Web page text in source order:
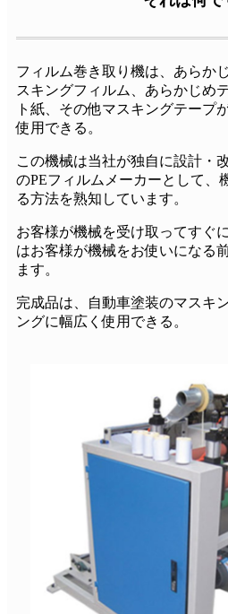
フィルム巻き取り機は、あらか
スキングフィルム、あらかじめ
ト紙、その他マスキングテープ
使用できる。
この機械は当社が独自に設計・
のPEフィルムメーカーとして、
る方法を熟知しています。
お客様が機械を受け取ってすぐ
はお客様が機械をお使いになる
ます。
完成品は、自動車塗装のマスキ
ングに幅広く使用できる。